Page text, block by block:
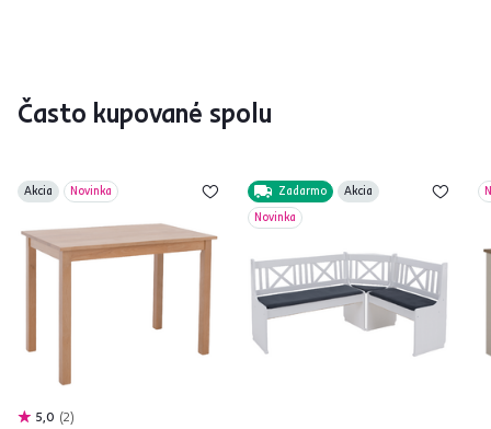
Často kupované spolu
Akcia Novinka
5,0 2
Zadarmo
Akcia
Novinka